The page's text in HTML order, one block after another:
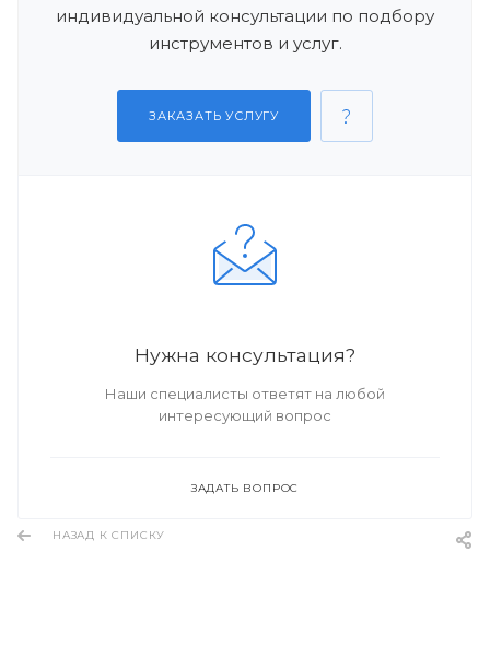
индивидуальной консультации по подбору
инструментов и услуг.
ЗАКАЗАТЬ УСЛУГУ
Нужна консультация?
Наши специалисты ответят на любой
интересующий вопрос
ЗАДАТЬ ВОПРОС
НАЗАД К СПИСКУ